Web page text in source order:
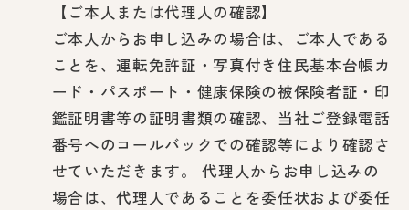
【ご本人または代理人の確認】
ご本人からお申し込みの場合は、ご本人である
ことを、運転免許証・写真付き住民基本台帳カ
ード・パスポート・健康保険の被保険者証・印
鑑証明書等の証明書類の確認、当社ご登録電話
番号へのコールバックでの確認等により確認さ
せていただきます。 代理人からお申し込みの
場合は、代理人であることを委任状および委任